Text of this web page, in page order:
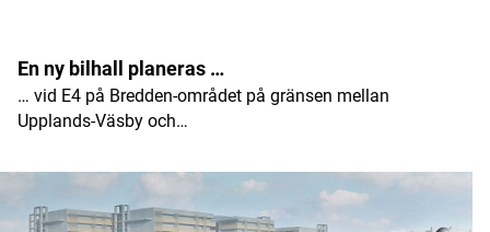
En ny bilhall planeras …
… vid E4 på Bredden-området på gränsen mellan
Upplands-Väsby och…